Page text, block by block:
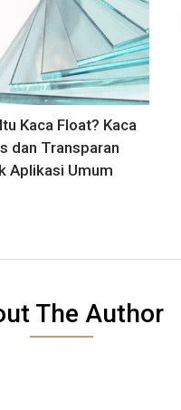
Kaca Float? Kaca
dan Transparan
Aplikasi Umum
The Author